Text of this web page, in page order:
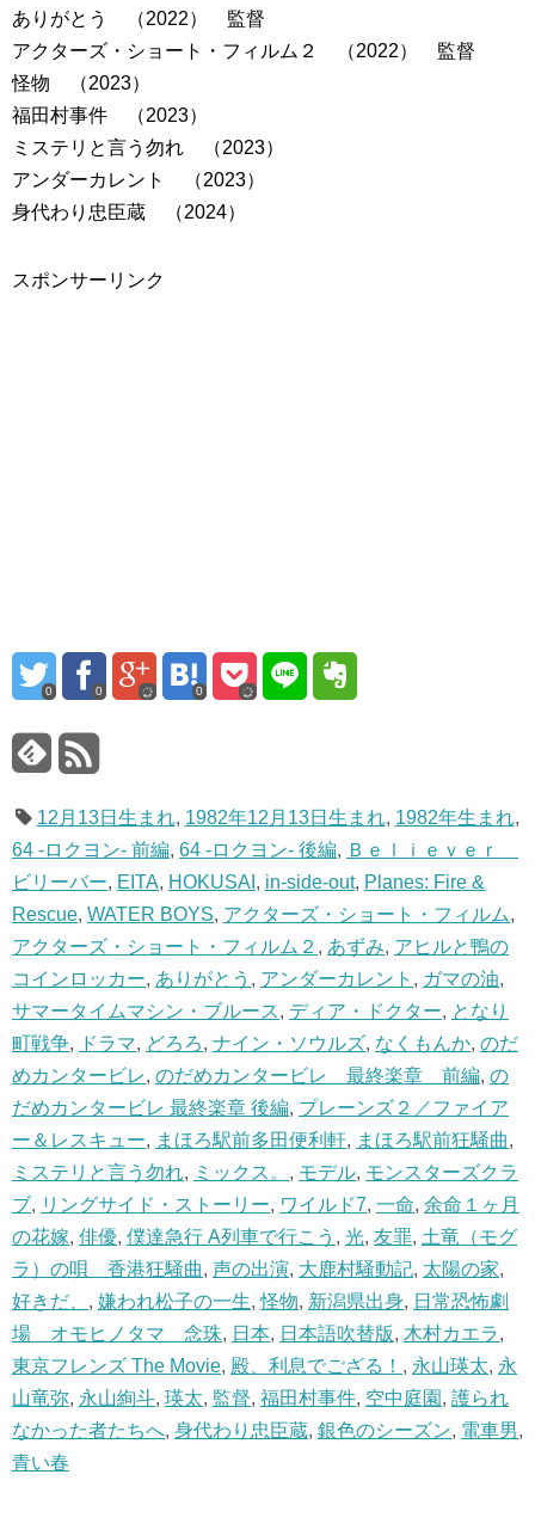
ありがとう （2022） 監督
アクターズ・ショート・フィルム２ （2022） 監督
怪物 （2023）
福田村事件 （2023）
ミステリと言う勿れ （2023）
アンダーカレント （2023）
身代わり忠臣蔵 （2024）
スポンサーリンク
0 0 0
12月13日生まれ, 1982年12月13日生まれ, 1982年生まれ,
64 -ロクヨン- 前編, 64 -ロクヨン- 後編, Ｂｅｌｉｅｖｅｒ
ビリーバー, EITA, HOKUSAI , in-side-out, Planes: Fire &
Rescue, WATER BOYS, アクターズ・ショート・フィルム,
アクターズ・ショート・フィルム２ , あずみ, アヒルと鴨の
コインロッカー, ありがとう , アンダーカレント , ガマの油,
サマータイムマシン・ブルース, ディア・ドクター, となり
町戦争, ドラマ, どろろ, ナイン・ソウルズ, なくもんか, のだ
めカンタービレ, のだめカンタービレ 最終楽章 前編, の
だめカンタービレ 最終楽章 後編, プレーンズ２／ファイア
ー＆レスキュー, まほろ駅前多田便利軒, まほろ駅前狂騒曲,
ミステリと言う勿れ, ミックス。 , モデル, モンスターズクラ
ブ, リングサイド・ストーリー, ワイルド7, 一命, 余命１ヶ月
の花嫁, 俳優, 僕達急行 A列車で行こう , 光, 友罪, 土竜（モグ
ラ）の唄 香港狂騒曲, 声の出演, 大鹿村騒動記, 太陽の家,
好きだ、 , 嫌われ松子の一生,怪物, 新潟県出身, 日常恐怖劇
場 オモヒノタマ 念珠, 日本, 日本語吹替版, 木村カエラ,
東京フレンズ The Movie, 殿、利息でござる！ , 永山瑛太, 永
山竜弥, 永山絢斗, 瑛太, 監督, 福田村事件, 空中庭園 , 護られ
なかった者たちへ, 身代わり忠臣蔵, 銀色のシーズン, 電車男,
青い春